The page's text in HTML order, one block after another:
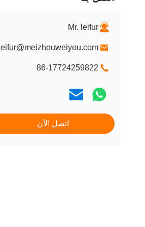
Mr. leifur
leifur@meizhouweiyou.com
86-17724259822
اتصل الآن